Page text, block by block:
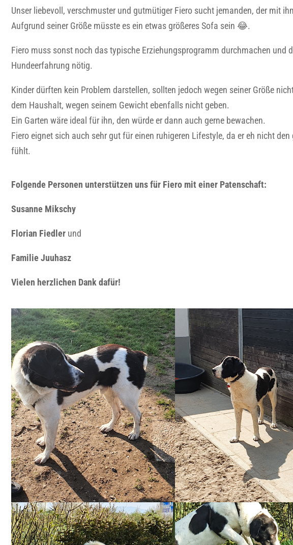
Unser liebevoll, verschmuster und gutmütiger Fiero sucht jemanden, der mit
Aufgrund seiner Größe müsste es ein etwas größeres Sofa sein 😂.
Fiero muss sonst noch das typische Erziehungsprogramm durchmachen und
Hundeerfahrung nötig.
Kinder dürften kein Problem darstellen, sollten jedoch wegen seiner Größe
dem Haushalt, wegen seinem Gewicht ebenfalls nicht geben.
Ein Garten wäre ideal für ihn, den würde er dann auch gerne bewachen.
Fiero eignet sich auch sehr gut für einen ruhigeren Lifestyle, da er eh nicht
fühlt.
Folgende Personen unterstützen uns für Fiero mit einer Patenschaft:
Susanne Mikschy
Florian Fiedler und
Familie Juuhasz
Vielen herzlichen Dank dafür!